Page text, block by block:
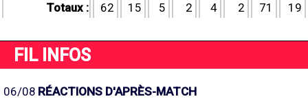
Totaux :
62 15 5 2 4 2 71 19
FIL INFOS
06/08 RÉACTIONS D'APRÈS-MATCH